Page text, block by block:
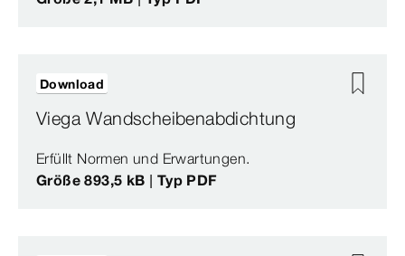
Viega Wandscheibenabdichtung
Erfüllt Normen und Erwartungen.
Größe 893,5 kB | Typ PDF
Download